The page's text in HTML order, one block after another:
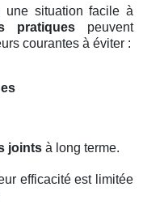
une situation facile à
pratiques peuvent
courantes à éviter :
joints à long terme.
efficacité est limitée